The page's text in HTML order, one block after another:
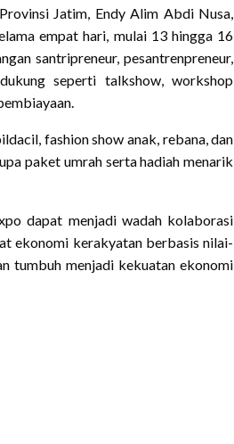
Jatim, Endy Alim Abdi Nusa,
empat hari, mulai 13 hingga 16
santripreneur, pesantrenpreneur,
seperti talkshow, workshop
fashion show anak, rebana, dan
paket umrah serta hadiah menarik
dapat menjadi wadah kolaborasi
ekonomi kerakyatan berbasis nilai-
tumbuh menjadi kekuatan ekonomi